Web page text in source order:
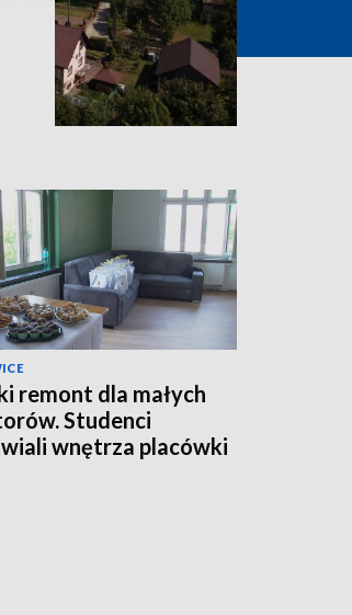
remont dla małych
Studenci
wnętrza placówki